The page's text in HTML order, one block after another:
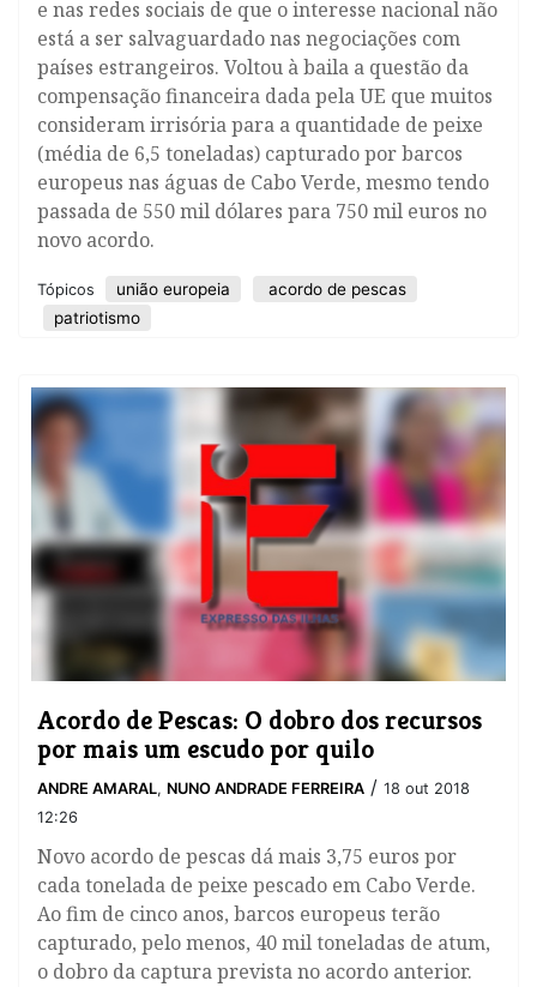
e nas redes sociais de que o interesse nacional não
está a ser salvaguardado nas negociações com
países estrangeiros. Voltou à baila a questão da
compensação financeira dada pela UE que muitos
consideram irrisória para a quantidade de peixe
(média de 6,5 toneladas) capturado por barcos
europeus nas águas de Cabo Verde, mesmo tendo
passada de 550 mil dólares para 750 mil euros no
novo acordo.
Tópicos união europeia
acordo de pescas
patriotismo
Acordo de Pescas: O dobro dos recursos
por mais um escudo por quilo
ANDRE AMARAL, NUNO ANDRADE FERREIRA / 18 out 2018
12:26
Novo acordo de pescas dá mais 3,75 euros por
cada tonelada de peixe pescado em Cabo Verde.
Ao fim de cinco anos, barcos europeus terão
capturado, pelo menos, 40 mil toneladas de atum,
o dobro da captura prevista no acordo anterior.